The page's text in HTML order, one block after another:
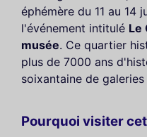
éphémère du 11 au 14
l'événement intitulé Le
musée. Ce quartier
plus de 7000 ans
soixantaine de
Pourquoi visiter